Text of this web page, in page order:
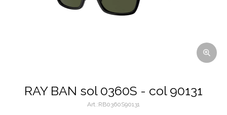
RAY BAN sol 0360S - col 90131
RB0360S90131